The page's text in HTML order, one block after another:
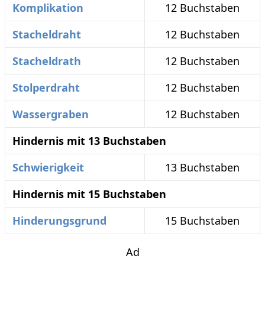
Komplikation
12 Buchstaben
Stacheldraht
12 Buchstaben
Stacheldrath
12 Buchstaben
Stolperdraht
12 Buchstaben
Wassergraben
12 Buchstaben
Hindernis mit 13 Buchstaben
Schwierigkeit
13 Buchstaben
Hindernis mit 15 Buchstaben
Hinderungsgrund
15 Buchstaben
Ad